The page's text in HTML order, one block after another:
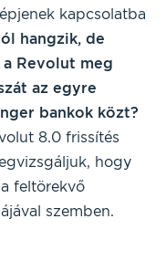
kapcsolatba
hangzik, de
Revolut meg
az egyre
bankok közt?
8.0 frissítés
hogy
feltörekvő
szemben.